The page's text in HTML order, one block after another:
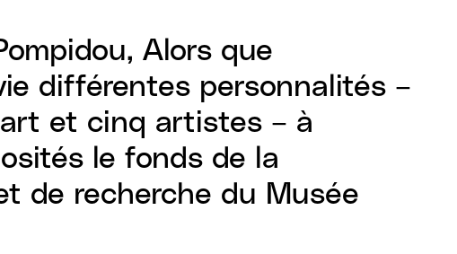
Alors que
différentes personnalités –
et cinq artistes – à
le fonds de la
de recherche du Musée